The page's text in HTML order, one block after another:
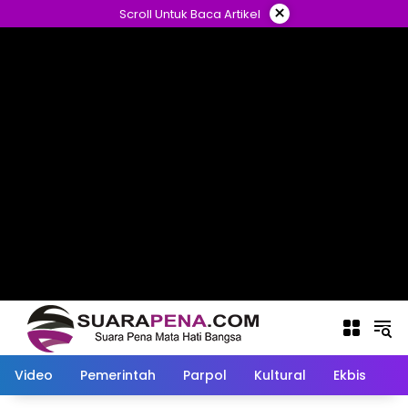
ke
Scroll Untuk Baca Artikel ×
Video Pemerintah Parpol Kultural Ekbis